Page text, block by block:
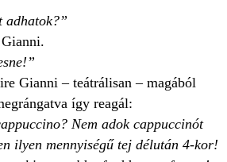
adhatok?”
Gianni – teátrálisan – magából
így reagál:
Nem adok cappuccinót
ilyen mennyiségű tej délután 4-kor!